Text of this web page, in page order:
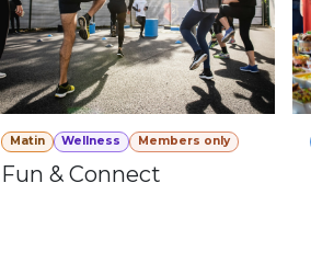
Matin Wellness Members only
Fun & Connect